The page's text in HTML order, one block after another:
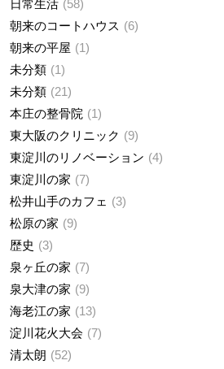
日常生活
58
朝来のコートハウス
6
朝来の平屋
1
未分類
1
未分類
21
本庄の整骨院
1
東大阪のクリニック
9
東淀川のリノベーション
4
東淀川の家
7
松井山手のカフェ
3
松原の家
9
歴史
3
泉ヶ丘の家
7
泉大津の家
9
海老江の家
13
淀川花火大会
7
清太朗
52